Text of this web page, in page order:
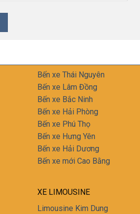
Bến xe Thái Nguyên
Bến xe Lâm Đồng
Bến xe Bắc Ninh
Bến xe Hải Phòng
Bến xe Phú Thọ
Bến xe Hưng Yên
Bến xe Hải Dương
Bến xe mới Cao Bằng
XE LIMOUSINE
Limousine Kim Dung